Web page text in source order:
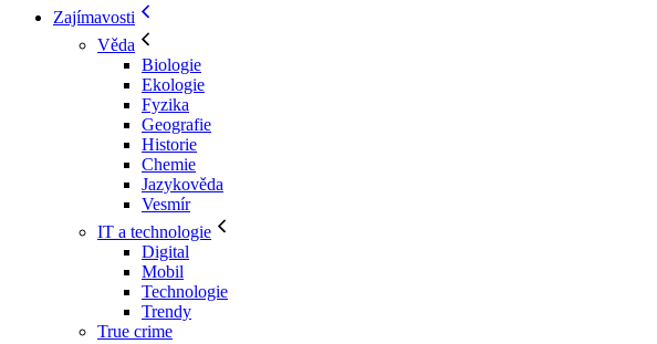
Zajímavosti
Věda
Biologie
Ekologie
Fyzika
Geografie
Historie
Chemie
Jazykověda
Vesmír
IT a technologie
Digital
Mobil
Technologie
Trendy
True crime